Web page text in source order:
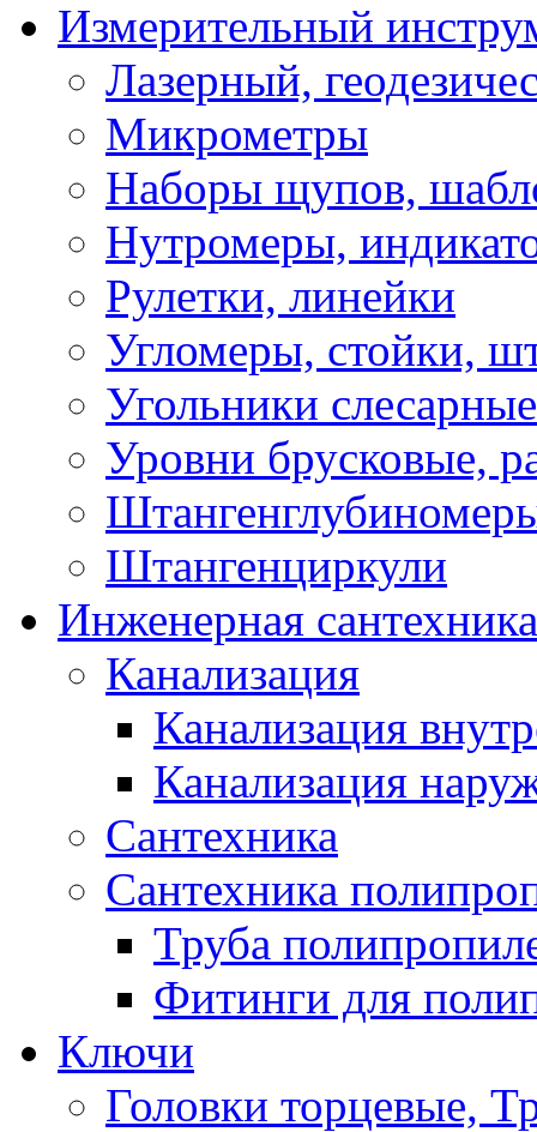
Измерительный
Лазерный,
Микрометры
Наборы щупов,
Нутромеры,
Рулетки, линейки
Угломеры, стойки,
Угольники слесарные
Уровни брусковые,
Штангенциркули
Инженерная сантехника
Канализация
Канализация
Канализация
Сантехника
Сантехника
Труба
Фитинги для
Ключи
Головки торцевые,